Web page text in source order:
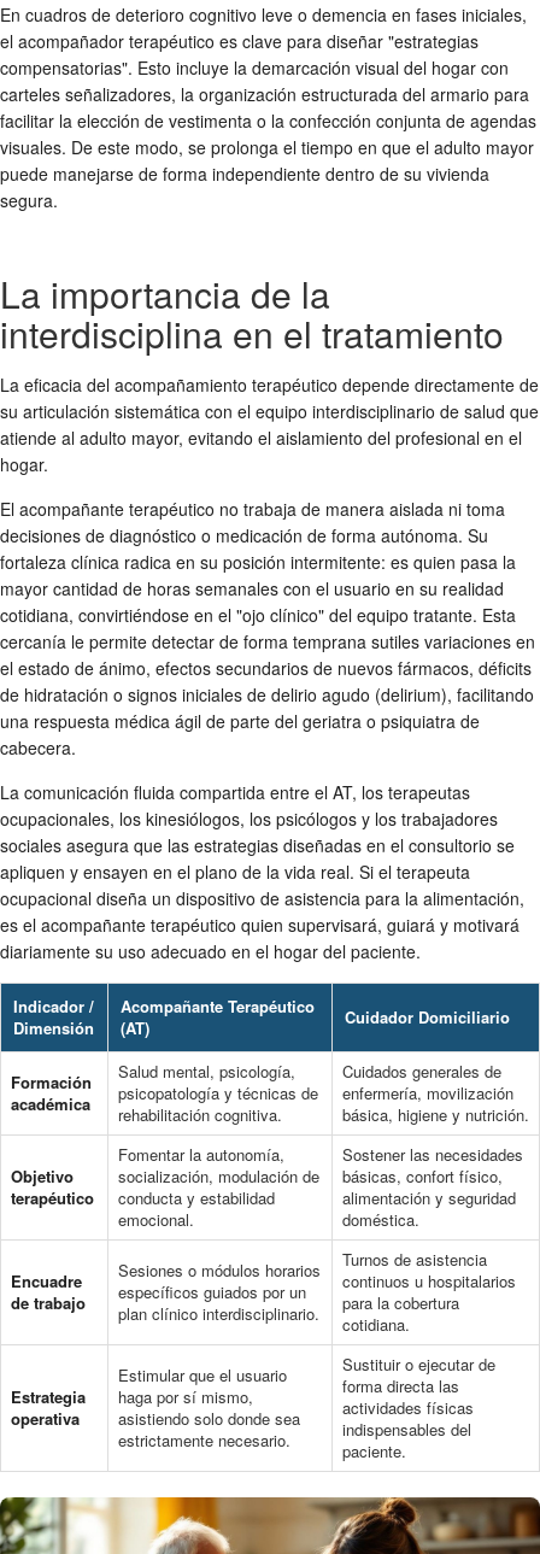
En cuadros de deterioro cognitivo leve o demencia en fases iniciales,
el acompañador terapéutico es clave para diseñar "estrategias
compensatorias". Esto incluye la demarcación visual del hogar con
carteles señalizadores, la organización estructurada del armario para
facilitar la elección de vestimenta o la confección conjunta de agendas
visuales. De este modo, se prolonga el tiempo en que el adulto mayor
puede manejarse de forma independiente dentro de su vivienda
segura.
La importancia de la
interdisciplina en el tratamiento
La eficacia del acompañamiento terapéutico depende directamente de
su articulación sistemática con el equipo interdisciplinario de salud que
atiende al adulto mayor, evitando el aislamiento del profesional en el
hogar.
El acompañante terapéutico no trabaja de manera aislada ni toma
decisiones de diagnóstico o medicación de forma autónoma. Su
fortaleza clínica radica en su posición intermitente: es quien pasa la
mayor cantidad de horas semanales con el usuario en su realidad
cotidiana, convirtiéndose en el "ojo clínico" del equipo tratante. Esta
cercanía le permite detectar de forma temprana sutiles variaciones en
el estado de ánimo, efectos secundarios de nuevos fármacos, déficits
de hidratación o signos iniciales de delirio agudo (delirium), facilitando
una respuesta médica ágil de parte del geriatra o psiquiatra de
cabecera.
La comunicación fluida compartida entre el AT, los terapeutas
ocupacionales, los kinesiólogos, los psicólogos y los trabajadores
sociales asegura que las estrategias diseñadas en el consultorio se
apliquen y ensayen en el plano de la vida real. Si el terapeuta
ocupacional diseña un dispositivo de asistencia para la alimentación,
es el acompañante terapéutico quien supervisará, guiará y motivará
diariamente su uso adecuado en el hogar del paciente.
Indicador /
Dimensión
Acompañante Terapéutico
(AT)
Cuidador Domiciliario
Formación
académica
Salud mental, psicología,
psicopatología y técnicas de
rehabilitación cognitiva.
Cuidados generales de
enfermería, movilización
básica, higiene y nutrición.
Objetivo
terapéutico
Fomentar la autonomía,
socialización, modulación de
conducta y estabilidad
emocional.
Sostener las necesidades
básicas, confort físico,
alimentación y seguridad
doméstica.
Encuadre
de trabajo
Sesiones o módulos horarios
específicos guiados por un
plan clínico interdisciplinario.
Turnos de asistencia
continuos u hospitalarios
para la cobertura
cotidiana.
Estrategia
operativa
Estimular que el usuario
haga por sí mismo,
asistiendo solo donde sea
estrictamente necesario.
Sustituir o ejecutar de
forma directa las
actividades físicas
indispensables del
paciente.